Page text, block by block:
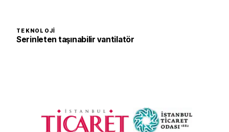
TEKNOLOJI
Serinleten taşınabilir vantilatör